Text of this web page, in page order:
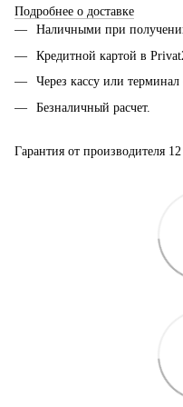
Подробнее о доставке
Наличными при
Кредитной картой в
Через кассу или
Безналичный расчет.
Гарантия от производителя